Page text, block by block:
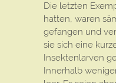
Die letzten
hatten, waren
gefangen und
sie sich eine
Insektenlarven
Innerhalb